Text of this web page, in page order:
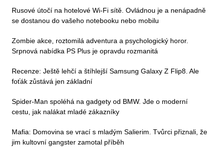
Rusové útočí na hotelové Wi-Fi sítě. Ovládnou je a nenápadně
se dostanou do vašeho notebooku nebo mobilu
Zombie akce, roztomilá adventura a psychologický horor.
Srpnová nabídka PS Plus je opravdu rozmanitá
Recenze: Ještě lehčí a štíhlejší Samsung Galaxy Z Flip8. Ale
foťák zůstává jen základní
Spider-Man spoléhá na gadgety od BMW. Jde o moderní
cestu, jak nalákat mladé zákazníky
Mafia: Domovina se vrací s mladým Salierim. Tvůrci přiznali, že
jim kultovní gangster zamotal příběh